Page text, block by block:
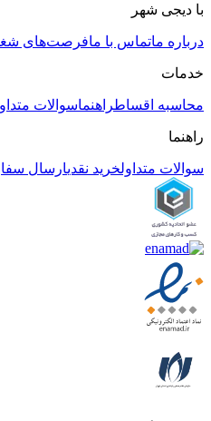
با دیجی شهر
درباره ماتماس با مافرصت‌های
خدمات
محاسبه اقساطراهنماسوالات
راهنما
سوالات متداولخرید نقدیارسال